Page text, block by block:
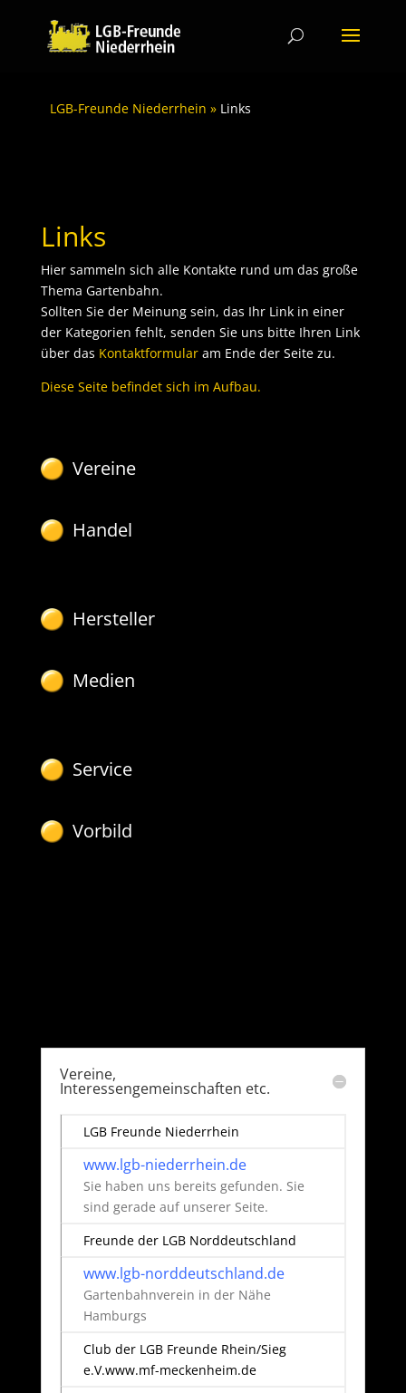
LGB-Freunde Niederrhein » Links
Links
Hier sammeln sich alle Kontakte rund um das große
Thema Gartenbahn.
Sollten Sie der Meinung sein, das Ihr Link in einer
der Kategorien fehlt, senden Sie uns bitte Ihren Link
über das Kontaktformularam Ende der Seite zu.
Diese Seite befindet sich im Aufbau.
Vereine
Handel
Hersteller
Medien
Service
Vorbild
Vereine,
Interessengemeinschaften etc.
LGB Freunde Niederrhein
www.lgb-niederrhein.de
Sie haben uns bereits gefunden. Sie
sind gerade auf unserer Seite.
Freunde der LGB Norddeutschland
www.lgb-norddeutschland.de
Gartenbahnverein in der Nähe
Hamburgs
Club der LGB Freunde Rhein/Sieg
e.V.www.mf-meckenheim.de